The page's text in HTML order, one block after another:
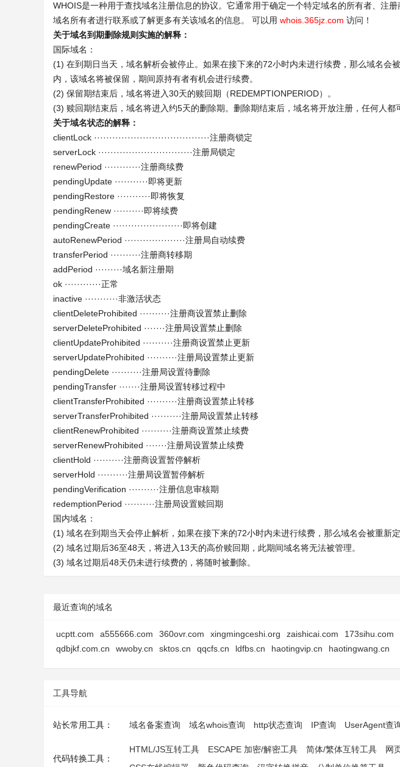
WHOIS是一种用于查找域名注册信息的协议。它通常用于确定一个特定域名的所有者、注
域名所有者进行联系或了解更多有关该域名的信息。 可以用 whois.365jz.com 访问！
关于域名到期删除规则实施的解释：
国际域名：
(1) 在到期日当天，域名解析会被停止。如果在接下来的72小时内未进行续费，那么域名会
内，该域名将被保留，期间原持有者有机会进行续费。
(2) 保留期结束后，域名将进入30天的赎回期（REDEMPTIONPERIOD）。
(3) 赎回期结束后，域名将进入约5天的删除期。删除期结束后，域名将开放注册，任何人都
关于域名状态的解释：
clientLock ······································注册商锁定
serverLock ·······························注册局锁定
renewPeriod ············注册商续费
pendingUpdate ···········即将更新
pendingRestore ···········即将恢复
pendingRenew ··········即将续费
pendingCreate ·······················即将创建
autoRenewPeriod ····················注册局自动续费
transferPeriod ··········注册商转移期
addPeriod ·········域名新注册期
ok ············正常
inactive ···········非激活状态
clientDeleteProhibited ··········注册商设置禁止删除
serverDeleteProhibited ·······注册局设置禁止删除
clientUpdateProhibited ··········注册商设置禁止更新
serverUpdateProhibited ··········注册局设置禁止更新
pendingDelete ··········注册局设置待删除
pendingTransfer ·······注册局设置转移过程中
clientTransferProhibited ··········注册商设置禁止转移
serverTransferProhibited ··········注册局设置禁止转移
clientRenewProhibited ··········注册商设置禁止续费
serverRenewProhibited ·······注册局设置禁止续费
clientHold ··········注册商设置暂停解析
serverHold ··········注册局设置暂停解析
pendingVerification ··········注册信息审核期
redemptionPeriod ··········注册局设置赎回期
国内域名：
(1) 域名在到期当天会停止解析，如果在接下来的72小时内未进行续费，那么域名会被重新
(2) 域名过期后36至48天，将进入13天的高价赎回期，此期间域名将无法被管理。
(3) 域名过期后48天仍未进行续费的，将随时被删除。
最近查询的域名
ucptt.com a555666.com 360ovr.com xingmingceshi.org zaishicai.com 173sihu.com
qdbjkf.com.cn
wwoby.cn sktos.cn qqcfs.cn ldfbs.cn haotingvip.cn haotingwang.cn
工具导航
站长常用工具： 域名备案查询 域名whois查询 http状态查询 IP查询 UserAgent查
代码转换工具：
HTML/JS互转工具 ESCAPE 加密/解密工具 简体/繁体互转工具 网